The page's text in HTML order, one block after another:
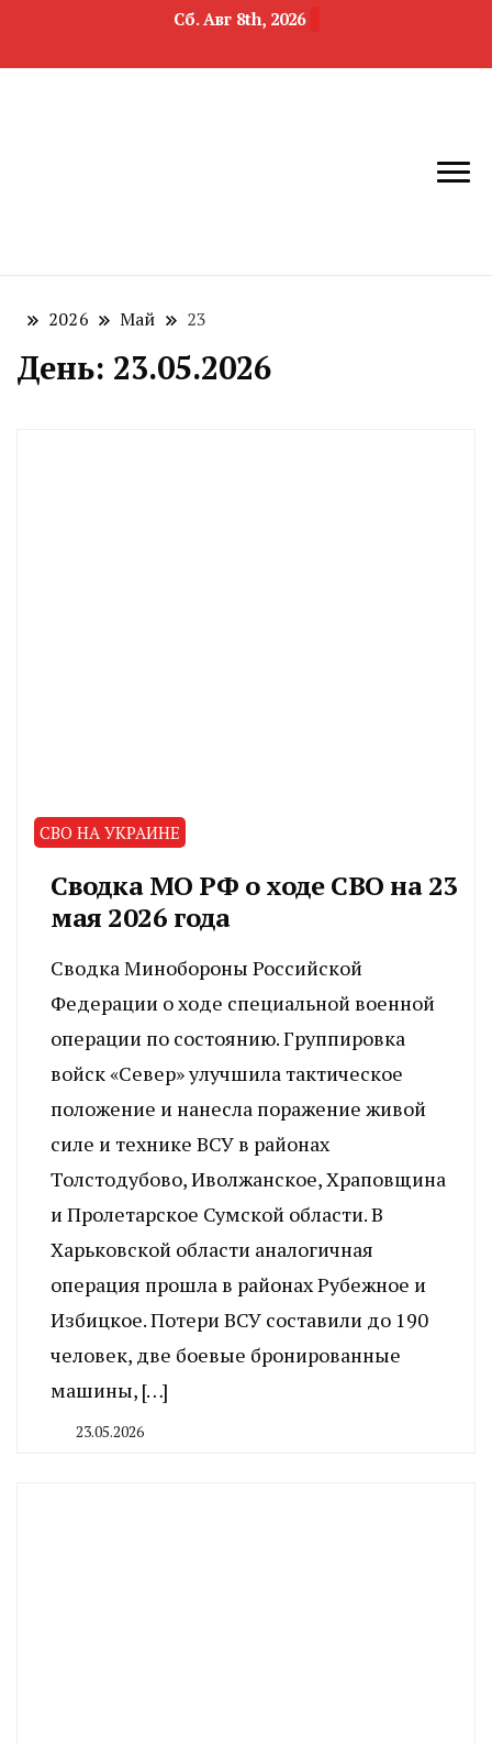
Сб. Авг 8th, 2026
2026 Май 23
День: 23.05.2026
СВО НА УКРАИНЕ
Сводка МО РФ о ходе СВО на 23
мая 2026 года
Сводка Минобороны Российской
Федерации о ходе специальной военной
операции по состоянию. Группировка
войск «Север» улучшила тактическое
положение и нанесла поражение живой
силе и технике ВСУ в районах
Толстодубово, Иволжанское, Храповщина
и Пролетарское Сумской области. В
Харьковской области аналогичная
операция прошла в районах Рубежное и
Избицкое. Потери ВСУ составили до 190
человек, две боевые бронированные
машины, […]
23.05.2026